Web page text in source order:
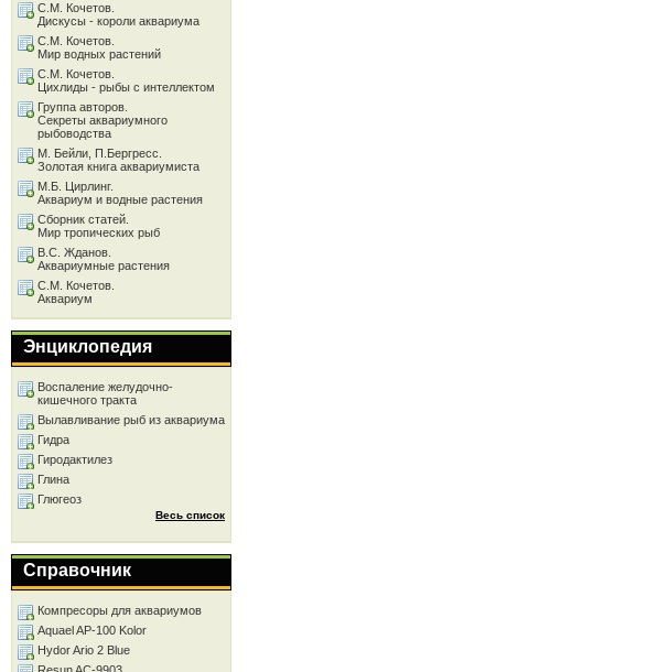
С.М. Кочетов.
Дискусы - короли аквариума
С.М. Кочетов.
Мир водных растений
С.М. Кочетов.
Цихлиды - рыбы с интеллектом
Группа авторов.
Секреты аквариумного
рыбоводства
М. Бейли, П.Бергресс.
Золотая книга аквариумиста
М.Б. Цирлинг.
Аквариум и водные растения
Сборник статей.
Мир тропических рыб
В.С. Жданов.
Аквариумные растения
С.М. Кочетов.
Аквариум
Энциклопедия
Воспаление желудочно-
кишечного тракта
Вылавливание рыб из аквариума
Гидра
Гиродактилез
Глина
Глюгеоз
Весь список
Справочник
Компресоры для аквариумов
Aquael AP-100 Kolor
Hydor Ario 2 Blue